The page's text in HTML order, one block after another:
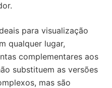
para visualização
qualquer lugar,
complementares aos
substituem as versões
mas são